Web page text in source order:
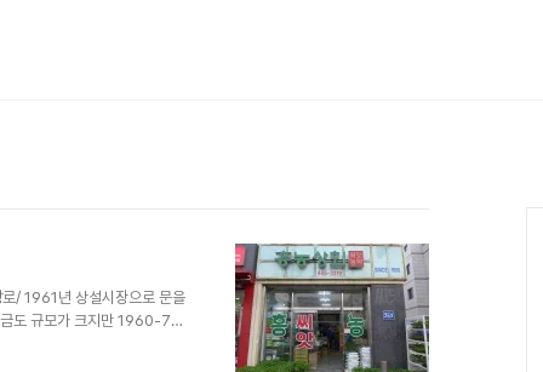
/ 1961년 상설시장으로 문을
금도 규모가 크지만 1960-70
등에서 물건을 구입하는 발걸